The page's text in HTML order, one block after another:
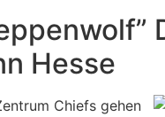
Hesse
Chiefs gehen